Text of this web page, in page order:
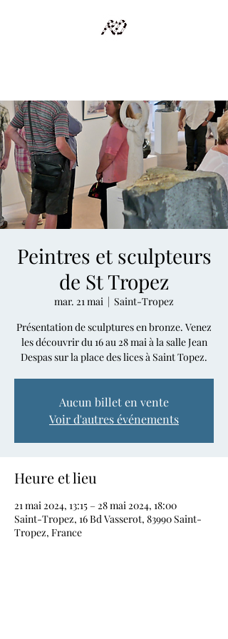
Peintres et sculpteurs
de St Tropez
mar. 21 mai
  |
Saint-Tropez
Présentation de sculptures en bronze. Venez
les découvrir du 16 au 28 mai à la salle Jean
Despas sur la place des lices à Saint Topez.
Aucun billet en vente
Voir d'autres événements
Heure et lieu
21 mai 2024, 13:15 – 28 mai 2024, 18:00
Saint-Tropez, 16 Bd Vasserot, 83990 Saint-
Tropez, France